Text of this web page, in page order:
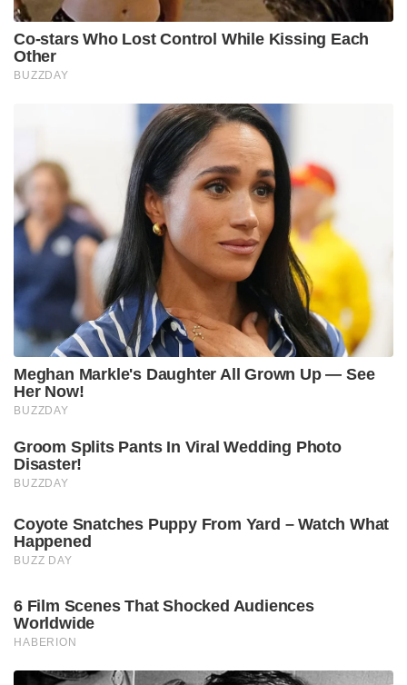
Co-stars Who Lost Control While Kissing Each
Other
BUZZDAY
Meghan Markle's Daughter All Grown Up — See
Her Now!
BUZZDAY
Groom Splits Pants In Viral Wedding Photo
Disaster!
BUZZDAY
Coyote Snatches Puppy From Yard – Watch What
Happened
BUZZ DAY
6 Film Scenes That Shocked Audiences
Worldwide
HABERION